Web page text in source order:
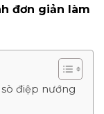
đơn giản làm
điệp nướng